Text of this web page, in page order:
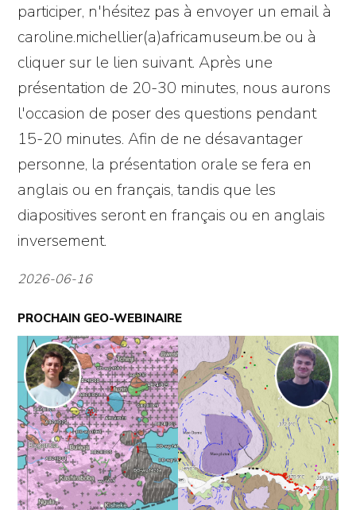
participer, n'hésitez pas à envoyer un email à
caroline.michellier(a)africamuseum.be ou à
cliquer sur le lien suivant. Après une
présentation de 20-30 minutes, nous aurons
l'occasion de poser des questions pendant
15-20 minutes. Afin de ne désavantager
personne, la présentation orale se fera en
anglais ou en français, tandis que les
diapositives seront en français ou en anglais
inversement.
2026-06-16
PROCHAIN GEO-WEBINAIRE